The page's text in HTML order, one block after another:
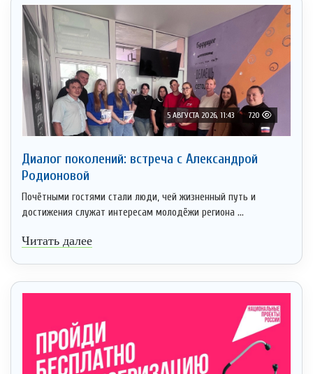
5 АВГУСТА 2026, 11:43 720
Диалог поколений: встреча с Александрой
Родионовой
Почётными гостями стали люди, чей жизненный путь и
достижения служат интересам молодёжи региона ...
Читать далее